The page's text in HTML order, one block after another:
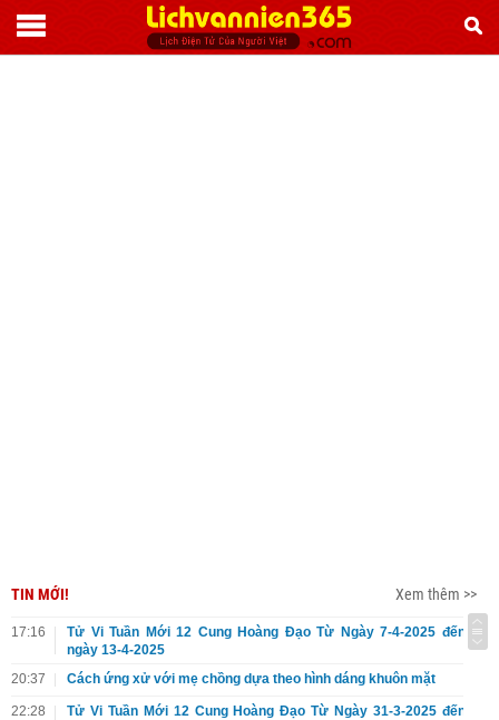
TIN MỚI! Xem thêm >>
17:16
Tử Vi Tuần Mới 12 Cung Hoàng Đạo Từ Ngày 7-4-2025 đến
ngày 13-4-2025
20:37
Cách ứng xử với mẹ chồng dựa theo hình dáng khuôn mặt
22:28
Tử Vi Tuần Mới 12 Cung Hoàng Đạo Từ Ngày 31-3-2025 đến